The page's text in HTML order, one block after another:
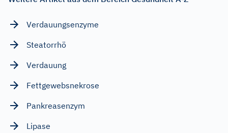
Verdauungsenzyme
Steatorrhö
Verdauung
Fettgewebsnekrose
Pankreasenzym
Lipase